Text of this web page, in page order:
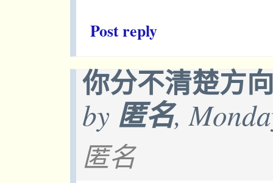
Post reply
你分不清楚方
by 匿名,
匿名